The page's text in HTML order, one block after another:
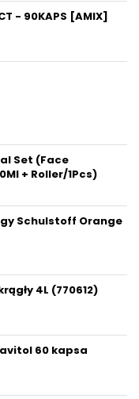
- 90KAPS [AMIX]
Set (Face
+ Roller/1Pcs)
Schulstoff Orange
4L (770612)
60 kapsa